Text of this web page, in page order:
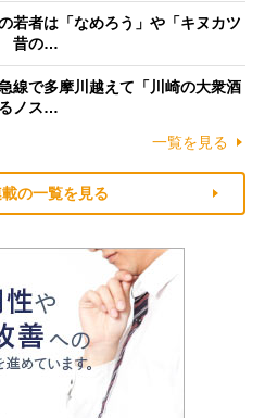
若者は「なめろう」や「キヌカツ
昔の…
線で多摩川越えて「川崎の大衆酒
ノス…
一覧を見る
の一覧を見る